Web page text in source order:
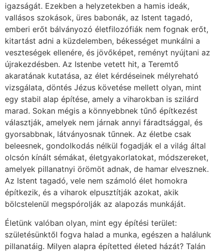
igazságát. Ezekben a helyzetekben a hamis ideák,
vallásos szokások, üres babonák, az Istent tagadó,
emberi erőt bálványozó életfilozófiák nem fognak erőt,
kitartást adni a küzdelemben, békességet munkálni a
veszteségek ellenére, és jövőképet, reményt nyújtani az
újrakezdésben. Az Istenbe vetett hit, a Teremtő
akaratának kutatása, az élet kérdéseinek mélyreható
vizsgálata, döntés Jézus követése mellett olyan, mint
egy stabil alap építése, amely a viharokban is szilárd
marad. Sokan mégis a könnyebbnek tűnő építkezést
választják, amelyek nem járnak annyi fáradtsággal, és
gyorsabbnak, látványosnak tűnnek. Az életbe csak
beleesnek, gondolkodás nélkül fogadják el a világ által
olcsón kínált sémákat, életgyakorlatokat, módszereket,
amelyek pillanatnyi örömöt adnak, de hamar elvesznek.
Az Istent tagadó, vele nem számoló élet homokra
építkezik, és a viharok elpusztítják azokat, akik
bölcstelenül megspórolják az alapozás munkáját.
Életünk valóban olyan, mint egy építési terület:
születésünktől fogva halad a munka, egészen a halálunk
pillanatáig. Milyen alapra építetted életed házát? Talán